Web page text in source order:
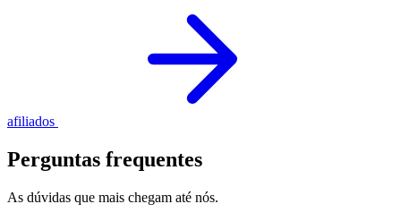
afiliados
Perguntas frequentes
As dúvidas que mais chegam até nós.